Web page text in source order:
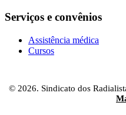
Serviços e convênios
Assistência médica
Cursos
© 2026. Sindicato dos